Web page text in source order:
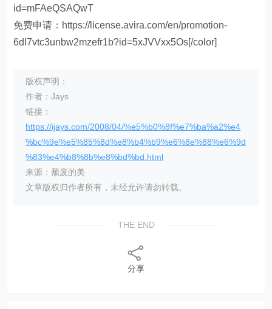
id=mFAeQSAQwT
免费申请：https://license.avira.com/en/promotion-
6dl7vtc3unbw2mzefr1b?id=5xJVVxx5Os[/color]
版权声明：
作者：Jays
链接：
https://ijays.com/2008/04/%e5%b0%8f%e7%ba%a2%e4
%bc%9e%e5%85%8d%e8%b4%b9%e6%8e%88%e6%9d
%83%e4%b8%8b%e8%bd%bd.html
来源：颓废的美
文章版权归作者所有，未经允许请勿转载。
THE END
分享